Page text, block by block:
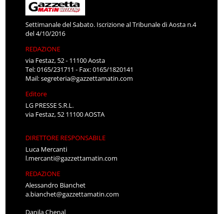
Settimanale del Sabato. Iscrizione al Tribunale di Aosta n.4
del 4/10/2016
REDAZIONE
via Festaz, 52 - 11100 Aosta
Tel: 0165/231711 - Fax: 0165/1820141
Mail:segreteria@gazzettamatin.com
Editore
LG PRESSE S.R.L.
via Festaz, 52 11100 AOSTA
DIRETTORE RESPONSABILE
Luca Mercanti
l.mercanti@gazzettamatin.com
REDAZIONE
Alessandro Bianchet
a.bianchet@gazzettamatin.com
Danila Chenal